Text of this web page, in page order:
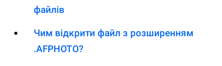
файлів
Чим відкрити файл з розширенням
.AFPHOTO?